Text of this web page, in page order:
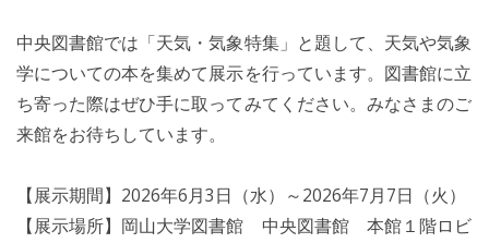
中央図書館では「天気・気象特集」と題して、天気や気象
学についての本を集めて展示を行っています。図書館に立
ち寄った際はぜひ手に取ってみてください。みなさまのご
来館をお待ちしています。
【展示期間】2026年6月3日（水）～2026年7月7日（火）
【展示場所】岡山大学図書館 中央図書館 本館１階ロビ